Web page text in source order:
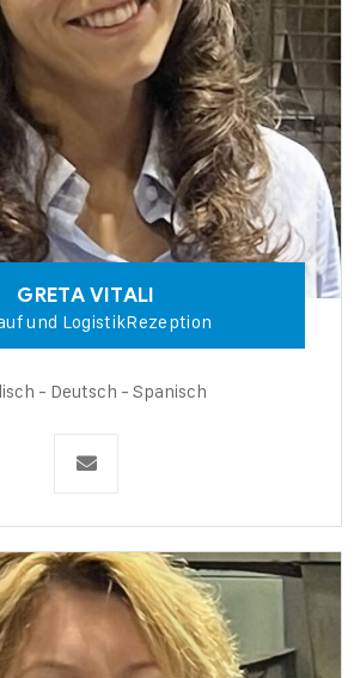
GRETAVITALI
und LogistikRezeption
- Deutsch - Spanisch